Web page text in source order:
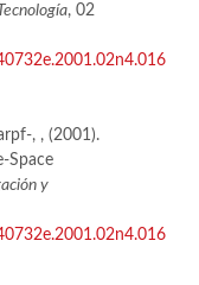
, 02
, , (2001).
Space
y